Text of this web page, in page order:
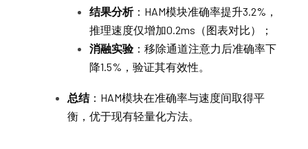
结果分析：HAM模块准确率提升3.2%，
推理速度仅增加0.2ms（图表对比）；
消融实验：移除通道注意力后准确率下
降1.5%，验证其有效性。
总结：HAM模块在准确率与速度间取得平
衡，优于现有轻量化方法。